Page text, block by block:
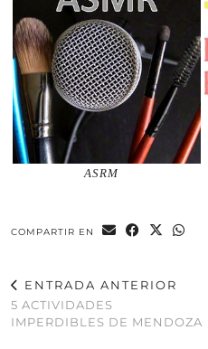
ASRM
COMPARTIR EN
ENTRADA ANTERIOR
5 ACTIVIDADES
IMPERDIBLES DE MENDOZA